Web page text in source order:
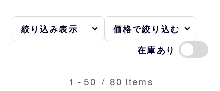
在庫あり
1 - 50 / 80 items